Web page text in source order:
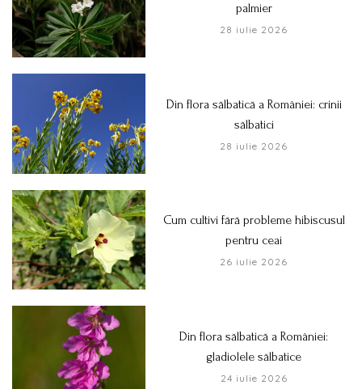
palmier
28 iulie 2026
Din flora sălbatică a României: crinii
sălbatici
28 iulie 2026
Cum cultivi fără probleme hibiscusul
pentru ceai
26 iulie 2026
Din flora sălbatică a României:
gladiolele sălbatice
24 iulie 2026